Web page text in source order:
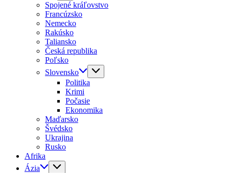
Spojené kráľovstvo
Francúzsko
Nemecko
Rakúsko
Taliansko
Česká republika
Poľsko
Slovensko
Politika
Krimi
Počasie
Ekonomika
Maďarsko
Švédsko
Ukrajina
Rusko
Afrika
Ázia